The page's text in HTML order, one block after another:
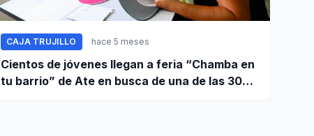
CAJA TRUJILLO hace 5 meses
Cientos de jóvenes llegan a feria “Chamba en
tu barrio” de Ate en busca de una de las 300